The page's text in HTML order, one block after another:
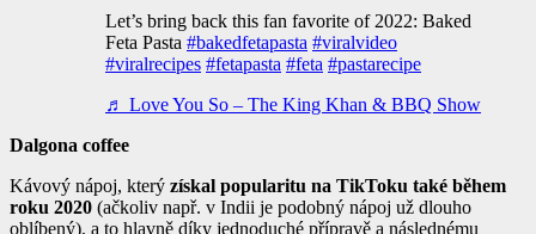
Let’s bring back this fan favorite of 2022: Baked
Feta Pasta #bakedfetapasta #viralvideo
#viralrecipes #fetapasta #feta #pastarecipe
♬ Love You So – The King Khan & BBQ Show
Dalgona coffee
Kávový nápoj, který získal popularitu na TikToku také během
roku 2020 (ačkoliv např. v Indii je podobný nápoj už dlouho
oblíbený), a to hlavně díky jednoduché přípravě a následnému